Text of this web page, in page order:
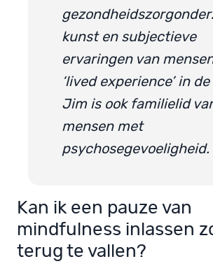
kunst en subjectieve
ervaringen van
‘lived experience’ in de
Jim is ook familielid
mensen met
psychosegevoeligheid.
Kan ik een pauze van
mindfulness inlassen
terug te vallen?